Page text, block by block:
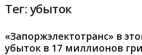
Тег: убыток
«Запоржэлектотранс» в
убыток в 17 миллионов